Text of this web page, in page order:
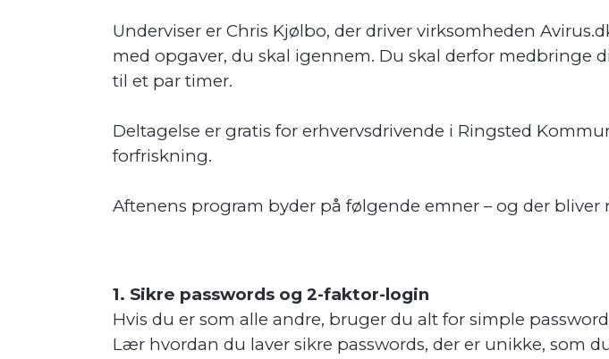
Underviser er Chris Kjølbo, der driver virksomheden
med opgaver, du skal igennem. Du skal derfor medbringe
til et par timer.
Deltagelse er gratis for erhvervsdrivende i Ringsted
forfriskning.
Aftenens program byder på følgende emner – og der
1. Sikre passwords og 2-faktor-login
Hvis du er som alle andre, bruger du alt for simple
Lær hvordan du laver sikre passwords, der er unikke, som